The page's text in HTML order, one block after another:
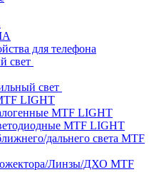
для телефона
свет
свет
LIGHT
MTF LIGHT
MTF LIGHT
дальнего света MTF
Линзы/ДХО MTF